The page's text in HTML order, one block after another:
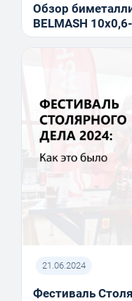
Обзор
BELMASH
21.06.2024
Фестиваль